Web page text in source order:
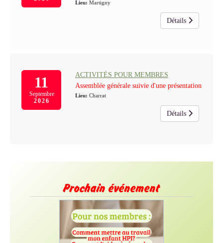
Lieu: Martigny
Détails
11
Septembre
2026
ACTIVITÉS POUR MEMBRES
Assemblée générale suivie d'une présentation
Lieu: Charrat
Détails
Prochain événement